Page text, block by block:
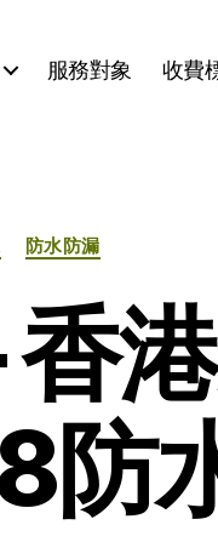
服務對象 收費
防水防漏
防